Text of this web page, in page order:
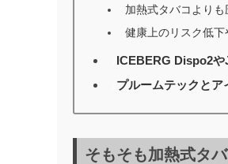
加熱式タバコより
健康上のリスク低下
ICEBERG Dispo2
プルームテックと
そもそも加熱式タ